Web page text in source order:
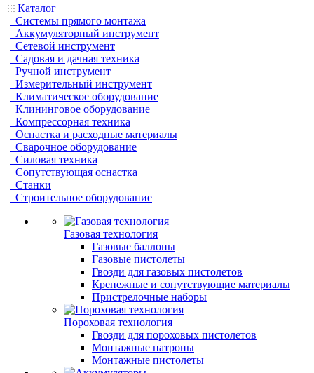
Каталог
Системы прямого монтажа
Аккумуляторный инструмент
Сетевой инструмент
Садовая и дачная техника
Ручной инструмент
Измерительный инструмент
Климатическое оборудование
Клининговое оборудование
Компрессорная техника
Оснастка и расходные материалы
Сварочное оборудование
Силовая техника
Сопутствующая оснастка
Станки
Строительное оборудование
Газовая технология
Газовые баллоны
Газовые пистолеты
Гвозди для газовых пистолетов
Крепежные и сопутствующие материалы
Пристрелочные наборы
Пороховая технология
Гвозди для пороховых пистолетов
Монтажные патроны
Монтажные пистолеты